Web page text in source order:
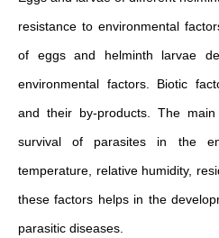
resistance to environmental
of eggs and helminth larvae
environmental factors. Biotic
and their by-products. The
survival of parasites in the
temperature, relative humidity,
these factors helps in the
parasitic diseases.